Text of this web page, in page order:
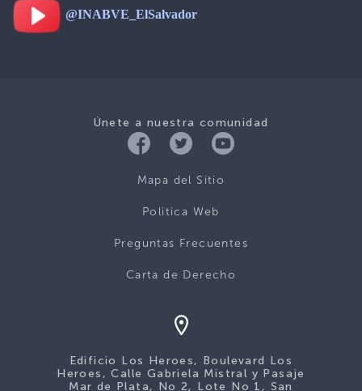
@INABVE_ElSalvador
Únete a nuestra comunidad
Mapa del Sitio
Politica Web
Preguntas Frecuentes
Carta de Derecho
Edificio Los Heroes, Boulevard Los
Heroes, Calle Gabriela Mistral y Pasaje
Mar de Plata, No 2, Lote No 1, San